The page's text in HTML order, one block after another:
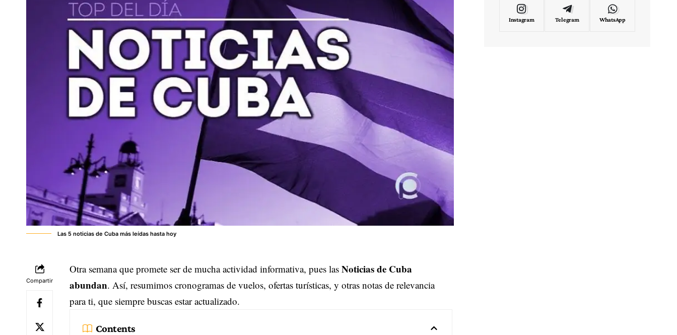
Las 5 noticias de Cuba más leídas hasta hoy
Compartir
Otra semana que promete ser de mucha actividad informativa, pues las Noticias de Cuba
abundan. Así, resumimos cronogramas de vuelos, ofertas turísticas, y otras notas de relevancia
para ti, que siempre buscas estar actualizado.
Contents
Instagram Telegram WhatsApp